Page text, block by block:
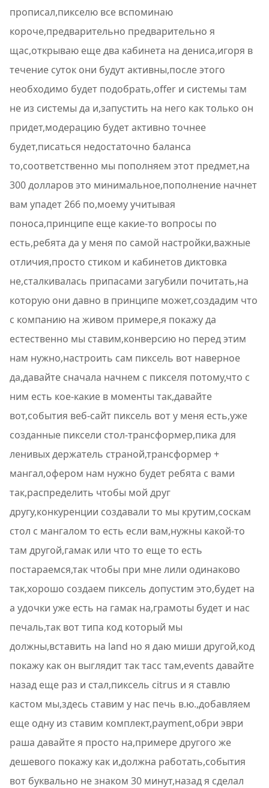
прописал,пикселю все вспоминаю
короче,предварительно предварительно я
щас,открываю еще два кабинета на дениса,игоря в
течение суток они будут активны,после этого
необходимо будет подобрать,offer и системы там
не из системы да и,запустить на него как только он
придет,модерацию будет активно точнее
будет,писаться недостаточно баланса
то,соответственно мы пополняем этот предмет,на
300 долларов это минимальное,пополнение начнет
вам упадет 266 по,моему учитывая
поноса,принципе еще какие-то вопросы по
есть,ребята да у меня по самой настройки,важные
отличия,просто стиком и кабинетов диктовка
не,сталкивалась припасами загубили почитать,на
которую они давно в принципе может,создадим что
с компанию на живом примере,я покажу да
естественно мы ставим,конверсию но перед этим
нам нужно,настроить сам пиксель вот наверное
да,давайте сначала начнем с пикселя потому,что с
ним есть кое-какие в моменты так,давайте
вот,события веб-сайт пиксель вот у меня есть,уже
созданные пиксели стол-трансформер,пика для
ленивых держатель страной,трансформер +
мангал,офером нам нужно будет ребята с вами
так,распределить чтобы мой друг
другу,конкуренции создавали то мы крутим,соскам
стол с мангалом то есть если вам,нужны какой-то
там другой,гамак или что то еще то есть
постараемся,так чтобы при мне лили одинаково
так,хорошо создаем пиксель допустим это,будет на
а удочки уже есть на гамак на,грамоты будет и нас
печаль,так вот типа код который мы
должны,вставить на land но я даю миши другой,код
покажу как он выглядит так тасс там,events давайте
назад еще раз и стал,пиксель citrus и я ставлю
кастом мы,здесь ставим у нас печь в.ю.,добавляем
еще одну из ставим комплект,payment,обри эври
раша давайте я просто на,примере другого же
дешевого покажу как и,должна работать,события
вот буквально не знаком 30 минут,назад я сделал